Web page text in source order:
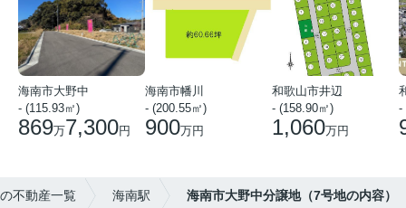
海南市大野中
- (115.93㎡)
869万7,300円
海南市幡川
- (200.55㎡)
900万円
和歌山市井辺
- (158.90㎡)
1,060万円
-
不動産一覧 海南駅 海南市大野中分譲地（7号地の内容）